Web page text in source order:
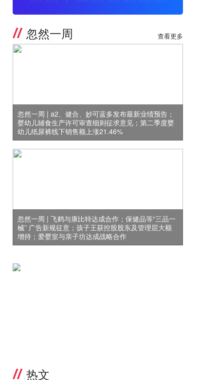
忽然一周 查看更多
忽然一周 | a2、健合、妙可蓝多发布最新业绩预告；
婴幼儿辅食生产许可审查细则征求意见；第二季度婴
幼儿纸尿裤线下销售额上涨21.46%
忽然一周 | 飞鹤与康比特达成合作；保健品等“三品一
械” 广告新规征意；孩子王获控股股东及管理层大额
增持；爱婴室与亲子坊达成战略合作
热文